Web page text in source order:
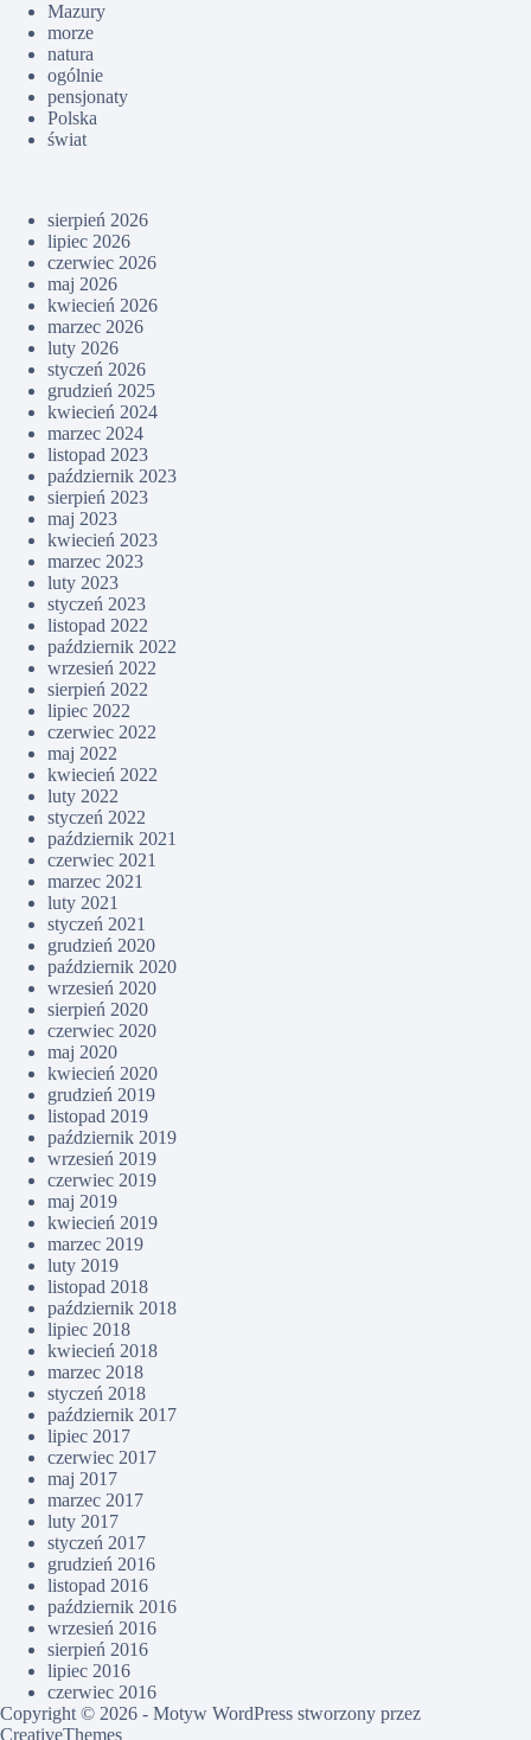
Mazury
morze
natura
ogólnie
pensjonaty
Polska
świat
sierpień 2026
lipiec 2026
czerwiec 2026
maj 2026
kwiecień 2026
marzec 2026
luty 2026
styczeń 2026
grudzień 2025
kwiecień 2024
marzec 2024
listopad 2023
październik 2023
sierpień 2023
maj 2023
kwiecień 2023
marzec 2023
luty 2023
styczeń 2023
listopad 2022
październik 2022
wrzesień 2022
sierpień 2022
lipiec 2022
czerwiec 2022
maj 2022
kwiecień 2022
luty 2022
styczeń 2022
październik 2021
czerwiec 2021
marzec 2021
luty 2021
styczeń 2021
grudzień 2020
październik 2020
wrzesień 2020
sierpień 2020
czerwiec 2020
maj 2020
kwiecień 2020
grudzień 2019
listopad 2019
październik 2019
wrzesień 2019
czerwiec 2019
maj 2019
kwiecień 2019
marzec 2019
luty 2019
listopad 2018
październik 2018
lipiec 2018
kwiecień 2018
marzec 2018
styczeń 2018
październik 2017
lipiec 2017
czerwiec 2017
maj 2017
marzec 2017
luty 2017
styczeń 2017
grudzień 2016
listopad 2016
październik 2016
wrzesień 2016
sierpień 2016
lipiec 2016
czerwiec 2016
Copyright © 2026 - Motyw WordPress stworzony przez
CreativeThemes